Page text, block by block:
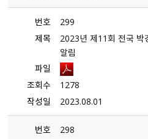
번호
299
제목
2023년 제11회 전국 박
알림
파일
조회수
1278
작성일
2023.08.01
번호
298